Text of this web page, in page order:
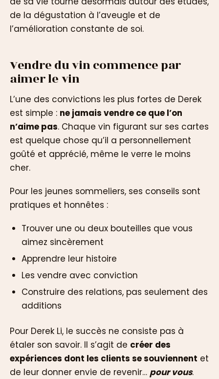
de la dégustation à l’aveugle et de
l’amélioration constante de soi.
Vendre du vin commence par
aimer le vin
L’une des convictions les plus fortes de Derek
est simple : ne jamais vendre ce que l’on
n’aime pas. Chaque vin figurant sur ses cartes
est quelque chose qu’il a personnellement
goûté et apprécié, même le verre le moins
cher.
Pour les jeunes sommeliers, ses conseils sont
pratiques et honnêtes :
Trouver une ou deux bouteilles que vous
aimez sincèrement
Apprendre leur histoire
Les vendre avec conviction
Construire des relations, pas seulement des
additions
Pour Derek Li, le succès ne consiste pas à
étaler son savoir. Il s’agit de créer des
expériences dont les clients se souviennent et
de leur donner envie de revenir… pour vous.